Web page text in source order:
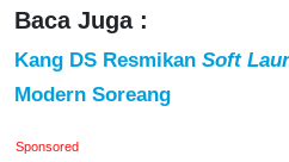
Baca Juga :
Kang DS Resmikan Soft
Modern Soreang
Sponsored